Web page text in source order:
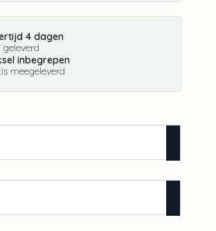
4 dagen
geleverd
inbegrepen
meegeleverd